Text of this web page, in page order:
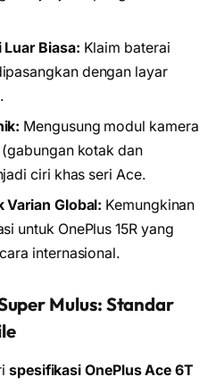
Luar Biasa: Klaim baterai
dengan layar
Mengusung modul kamera
(gabungan kotak dan
ciri khas seri Ace.
Varian Global: Kemungkinan
untuk OnePlus 15R yang
internasional.
Mulus: Standar
spesifikasi OnePlus Ace 6T